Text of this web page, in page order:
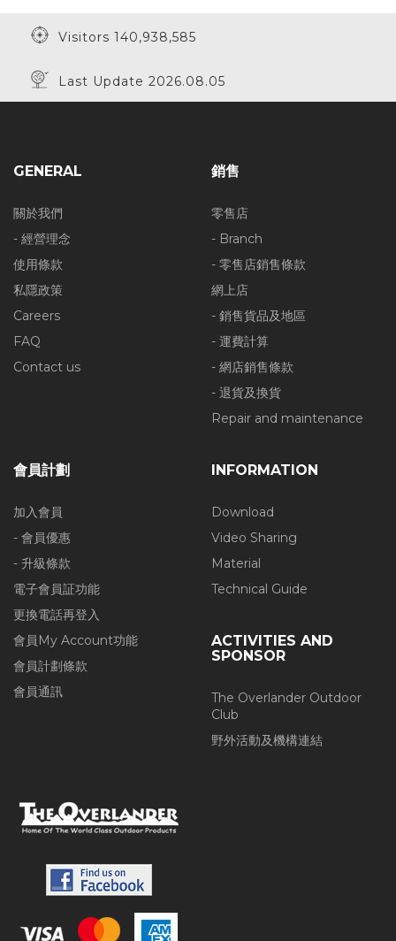
Visitors 140,938,585
Last Update 2026.08.05
GENERAL
關於我們
- 經營理念
使用條款
私隱政策
Careers
FAQ
Contact us
銷售
零售店
- Branch
- 零售店銷售條款
網上店
- 銷售貨品及地區
- 運費計算
- 網店銷售條款
- 退貨及換貨
Repair and maintenance
會員計劃
加入會員
- 會員優惠
- 升級條款
電子會員証功能
更換電話再登入
會員My Account功能
會員計劃條款
會員通訊
INFORMATION
Download
Video Sharing
Material
Technical Guide
ACTIVITIES AND
SPONSOR
The Overlander Outdoor
Club
野外活動及機構連結